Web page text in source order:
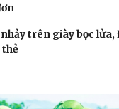
Nghệ sĩ
trên giày bọc